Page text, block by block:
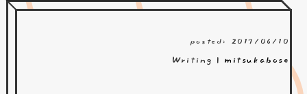
posted: 2017/06/10
Writing | mitsukabose